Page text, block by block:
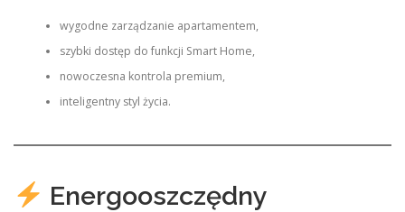
wygodne zarządzanie apartamentem,
szybki dostęp do funkcji Smart Home,
nowoczesna kontrola premium,
inteligentny styl życia.
Energooszczędny